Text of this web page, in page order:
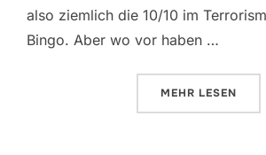
also ziemlich die 10/10 im
Bingo. Aber wo vor haben …
MEHR ÜBER
LESEN